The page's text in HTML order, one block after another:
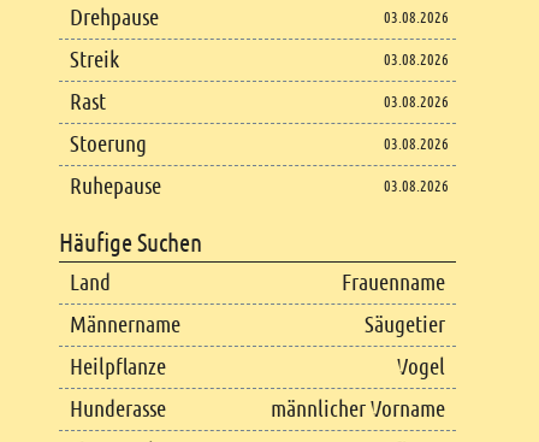
Drehpause 03.08.2026
Streik 03.08.2026
Rast 03.08.2026
Stoerung 03.08.2026
Ruhepause 03.08.2026
Häufige Suchen
Land
Frauenname
Männername
Säugetier
Heilpflanze
Vogel
Hunderasse
männlicher Vorname